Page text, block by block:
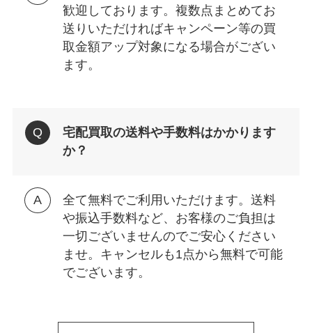
歓迎しております。複数点まとめてお
送りいただければキャンペーン等の買
取金額アップ対象になる場合がござい
ます。
宅配買取の送料や手数料はかかります
か？
全て無料でご利用いただけます。送料
や振込手数料など、お客様のご負担は
一切ございませんのでご安心ください
ませ。キャンセルも1点から無料で可能
でございます。